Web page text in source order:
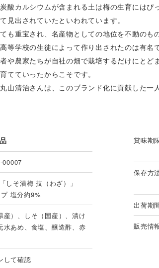
酸カルシウムが含まれる土は梅の生育にはぴ
見出されていたといわれています。
も重宝され、名産物としての地位を不動のも
等学校の生徒によって作り出されたのは有
や農家たちが自社の畑で栽培するだけにと
てていったからこそです。
山清治さんは、このブランド化に貢献した一人
00007
しそ漬梅 技（わざ）」
塩分約9%
産）、しそ（国産）、漬け
水あめ、食塩、醸造酢、赤
して確認
賞味期
保存方
出荷期
販売情